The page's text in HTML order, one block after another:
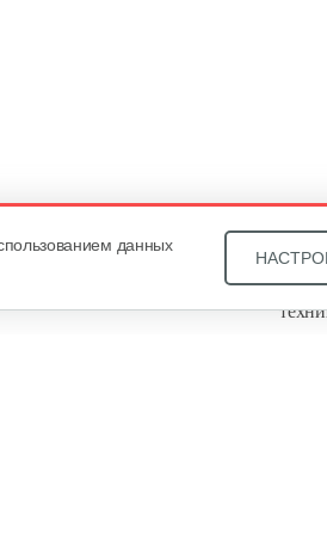
данных